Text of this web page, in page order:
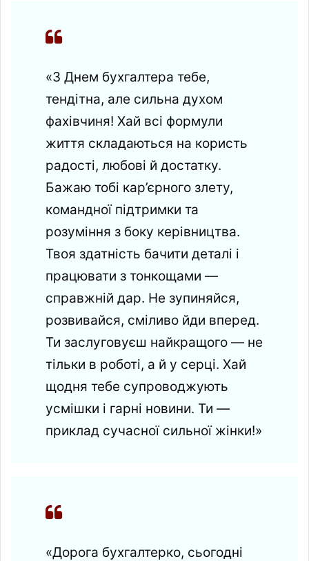
«З Днем бухгалтера тебе,
тендітна, але сильна духом
фахівчиня! Хай всі формули
життя складаються на користь
радості, любові й достатку.
Бажаю тобі кар’єрного злету,
командної підтримки та
розуміння з боку керівництва.
Твоя здатність бачити деталі і
працювати з тонкощами —
справжній дар. Не зупиняйся,
розвивайся, сміливо йди вперед.
Ти заслуговуєш найкращого — не
тільки в роботі, а й у серці. Хай
щодня тебе супроводжують
усмішки і гарні новини. Ти —
приклад сучасної сильної жінки!»
«Дорога бухгалтерко, сьогодні